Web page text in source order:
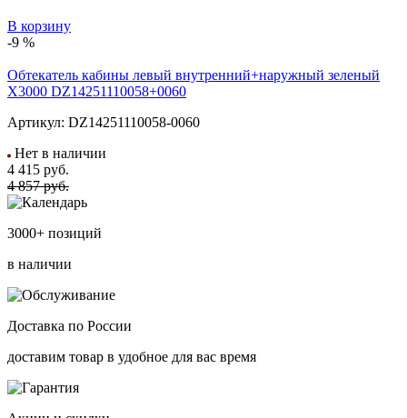
В корзину
-9 %
Обтекатель кабины левый внутренний+наружный зеленый
X3000 DZ14251110058+0060
Артикул: DZ14251110058-0060
Нет в наличии
4 415 руб.
4 857 руб.
3000+ позиций
в наличии
Доставка по России
доставим товар в удобное для вас время